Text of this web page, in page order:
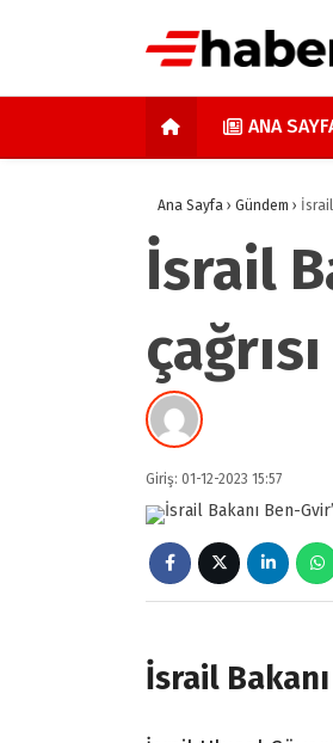
ANA
Ana Sayfa › Gündem ›
İsrail
çağrısı
Giriş: 01-12-2023 15:57
İsrail